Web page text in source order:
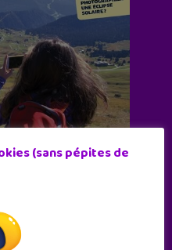
(sans pépites de